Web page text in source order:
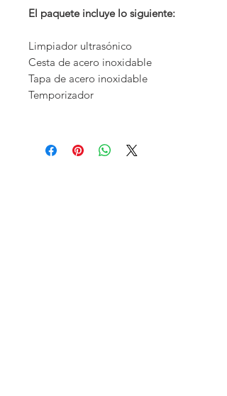
El paquete incluye lo siguiente:
Limpiador ultrasónico
Cesta de acero inoxidable
Tapa de acero inoxidable
Temporizador